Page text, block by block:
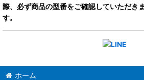
際、必ず商品の型番をご確認していただき
す。
ホーム